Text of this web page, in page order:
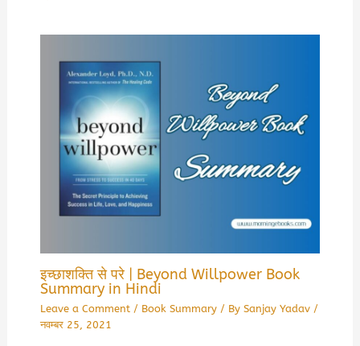
इच्छाशक्ति से परे | Beyond Willpower Book
Summary in Hindi
Leave a Comment / Book Summary/ By Sanjay Yadav /
नवम्बर 25, 2021